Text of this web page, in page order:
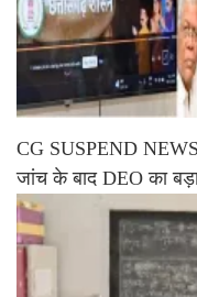
CG SUSPEND
जांच के बाद DEO का